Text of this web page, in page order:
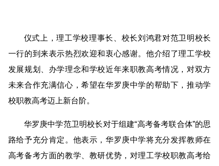
仪式上，理工学校理事长、校长刘鸿君对范卫明校长
一行的到来表示热烈欢迎和衷心感谢。他介绍了理工学校
发展规划、办学理念和学校近年来职教高考情况，对双方
未来合作充满信心，希望在华罗庚中学的帮助下，推动学
校职教高考迈上新台阶。
华罗庚中学范卫明校长对于组建“高考备考联合体”的思
路给予充分肯定。他表示，华罗庚中学将充分发挥教师在
高考备考方面的教学、教研优势，对理工学校职教高考给